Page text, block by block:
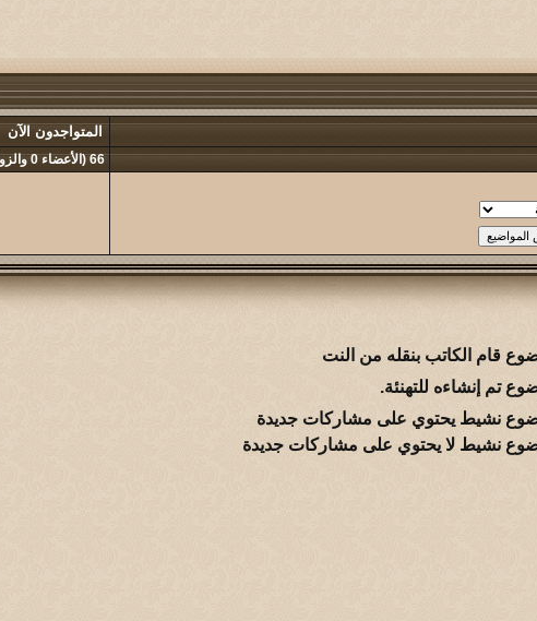
المتواجدون الآن
66 (الأعضاء 0 والزوار 66)
قام الكاتب بنقله من النت
تم إنشاءه للتهنئة.
نشيط يحتوي على مشاركات جديدة
نشيط لا يحتوي على مشاركات جديدة